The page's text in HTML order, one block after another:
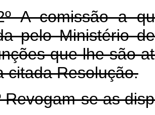
A comissão a
pelo Ministério
que lhe são
citada Resolução.
Revogam-se as